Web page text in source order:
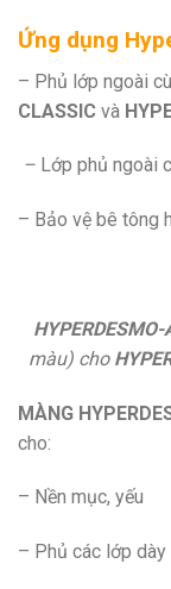
Ứng dụng
– Phủ lớp ngoài
CLASSIC và
– Lớp phủ ngoài
– Bảo vệ bê tông
HYPERDESMO-
màu) cho
MÀNG
cho:
– Nền mục, yếu
– Phủ các lớp dày